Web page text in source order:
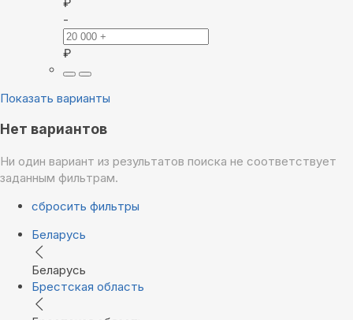
-
₽
Показать варианты
Нет вариантов
Ни один вариант из результатов поиска не соответствует
заданным фильтрам.
сбросить фильтры
Беларусь
Беларусь
Брестская область